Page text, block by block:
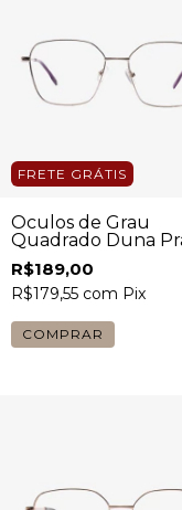
FRETE GRÁTIS
Óculos de Grau
Quadrado Duna
com Haste Lilás
Feminino
R$189,00
R$179,55 com Pix
COMPRAR